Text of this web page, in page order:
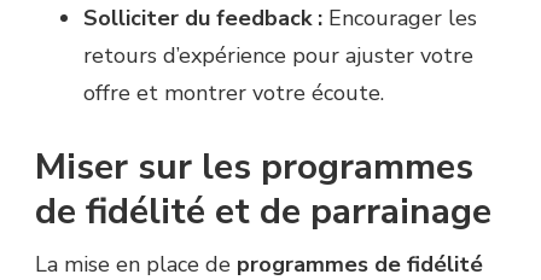
Solliciter du feedback : Encourager les
retours d’expérience pour ajuster votre
offre et montrer votre écoute.
Miser sur les programmes
de fidélité et de parrainage
La mise en place de programmes de fidélité